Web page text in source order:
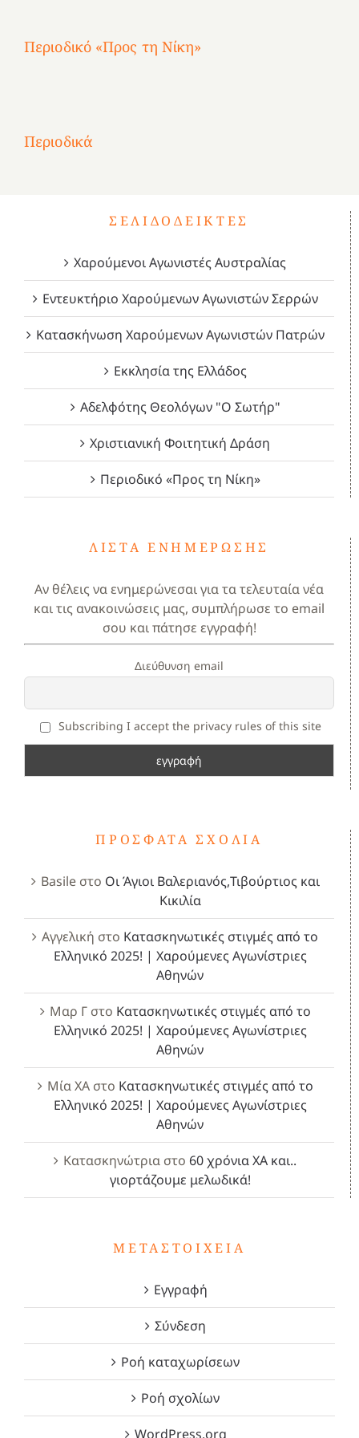
Περιοδικό «Προς τη Νίκη»
Περιοδικά
1821
Δεκέμβριος
2023!
Μάιος
2023!
Μάρτιος
2023!
ΣΕΛΙΔΟΔΕΊΚΤΕΣ
Χαρούμενοι Αγωνιστές Αυστραλίας
Εντευκτήριο Χαρούμενων Αγωνιστών Σερρών
Κατασκήνωση Χαρούμενων Αγωνιστών Πατρών
Εκκλησία της Ελλάδος
Αδελφότης Θεολόγων "Ο Σωτήρ"
Χριστιανική Φοιτητική Δράση
Περιοδικό «Προς τη Νίκη»
ΛΊΣΤΑ ΕΝΗΜΈΡΩΣΗΣ
Αν θέλεις να ενημερώνεσαι για τα τελευταία νέα
και τις ανακοινώσεις μας, συμπλήρωσε το email
σου και πάτησε εγγραφή!
Διεύθυνση email
Subscribing I accept the privacy rules of this site
ΠΡΌΣΦΑΤΑ ΣΧΌΛΙΑ
Basileστο Οι Άγιοι Βαλεριανός,Τιβούρτιος και
Κικιλία
Αγγελική στο Κατασκηνωτικές στιγμές από το
Ελληνικό 2025! | Χαρούμενες Αγωνίστριες
Αθηνών
Μαρ Γστο Κατασκηνωτικές στιγμές από το
Ελληνικό 2025! | Χαρούμενες Αγωνίστριες
Αθηνών
Μία ΧΑστο Κατασκηνωτικές στιγμές από το
Ελληνικό 2025! | Χαρούμενες Αγωνίστριες
Αθηνών
Κατασκηνώτρια στο 60 χρόνια ΧΑ και..
γιορτάζουμε μελωδικά!
ΜΕΤΑΣΤΟΙΧΕΊΑ
Εγγραφή
Σύνδεση
Ροή καταχωρίσεων
Ροή σχολίων
WordPress.org